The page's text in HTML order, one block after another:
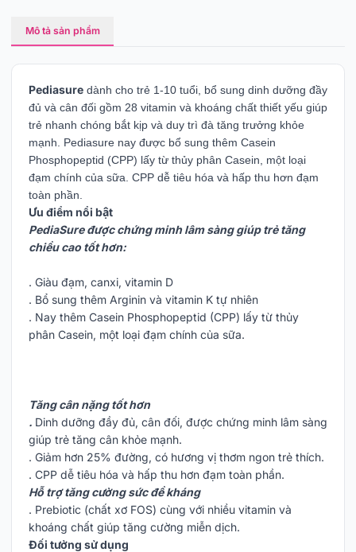
Mô tả sản phẩm
Pediasure dành cho trẻ 1-10 tuổi, bổ sung dinh dưỡng đầy
đủ và cân đối gồm 28 vitamin và khoáng chất thiết yếu giúp
trẻ nhanh chóng bắt kịp và duy trì đà tăng trưởng khỏe
mạnh. Pediasure nay được bổ sung thêm Casein
Phosphopeptid (CPP) lấy từ thủy phân Casein, một loại
đạm chính của sữa. CPP dễ tiêu hóa và hấp thu hơn đạm
toàn phần.
Ưu điểm nổi bật
PediaSure được chứng minh lâm sàng giúp trẻ tăng
chiều cao tốt hơn:
. Giàu đạm, canxi, vitamin D
. Bổ sung thêm Arginin và vitamin K tự nhiên
. Nay thêm Casein Phosphopeptid (CPP) lấy từ thủy
phân Casein, một loại đạm chính của sữa.
Tăng cân nặng tốt hơn
. Dinh dưỡng đầy đủ, cân đối, được chứng minh lâm sàng
giúp trẻ tăng cân khỏe mạnh.
. Giảm hơn 25% đường, có hương vị thơm ngon trẻ thích.
. CPP dễ tiêu hóa và hấp thu hơn đạm toàn phần.
Hỗ trợ tăng cường sức đề kháng
. Prebiotic (chất xơ FOS) cùng với nhiều vitamin và
khoáng chất giúp tăng cường miễn dịch.
Đối tưởng sử dụng